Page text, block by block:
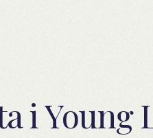
i Young